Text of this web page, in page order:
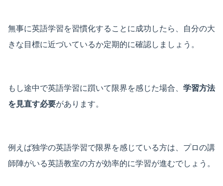
無事に英語学習を習慣化することに成功したら、自分の大
きな目標に近づいているか定期的に確認しましょう。
もし途中で英語学習に躓いて限界を感じた場合、 学習方法
を見直す必要があります。
例えば独学の英語学習で限界を感じている方は、プロの講
師陣がいる英語教室の方が効率的に学習が進むでしょう。